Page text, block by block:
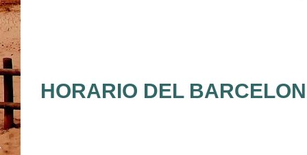
HORARIO DEL